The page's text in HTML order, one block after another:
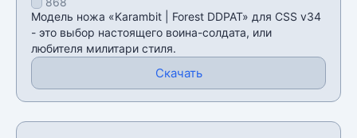
CSS v34
Модель ножа «Karambit | Forest DDPAT» для CSS v34
- это выбор настоящего воина-солдата, или
любителя милитари стиля.
Скачать